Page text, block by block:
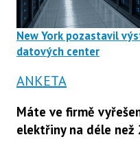
New York pozastavil
datových center
ANKETA
Máte ve firmě
elektřiny na déle než